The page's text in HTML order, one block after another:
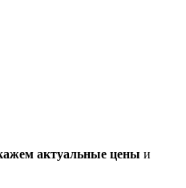
актуальные цены и